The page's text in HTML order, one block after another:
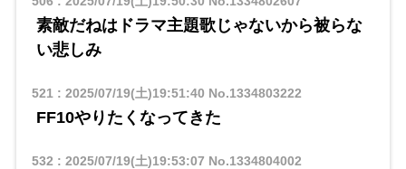
素敵だねはドラマ主題歌じゃないから被らな
い悲しみ
521 : 2025/07/19(土)19:51:40 No.1334803222
FF10やりたくなってきた
532 : 2025/07/19(土)19:53:07 No.1334804002